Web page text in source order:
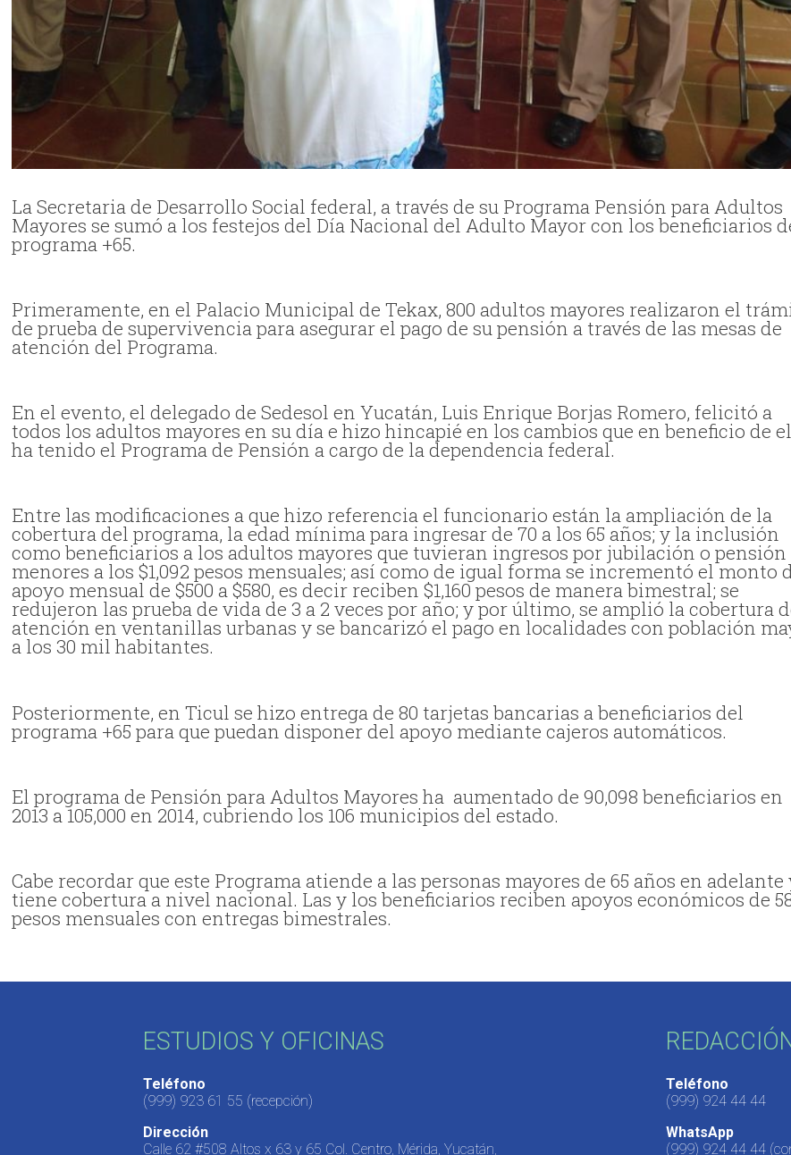
La Secretaria de Desarrollo Social federal, a través de su Programa Pensión para Adultos
Mayores se sumó a los festejos del Día Nacional del Adulto Mayor con los beneficiarios
programa +65.
Primeramente, en el Palacio Municipal de Tekax, 800 adultos mayores realizaron el
de prueba de supervivencia para asegurar el pago de su pensión a través de las mesas de
atención del Programa.
En el evento, el delegado de Sedesol en Yucatán, Luis Enrique Borjas Romero, felicitó a
todos los adultos mayores en su día e hizo hincapié en los cambios que en beneficio de
ha tenido el Programa de Pensión a cargo de la dependencia federal.
Entre las modificaciones a que hizo referencia el funcionario están la ampliación de la
cobertura del programa, la edad mínima para ingresar de 70 a los 65 años; y la inclusión
como beneficiarios a los adultos mayores que tuvieran ingresos por jubilación o pensión
menores a los $1,092 pesos mensuales; así como de igual forma se incrementó el monto
apoyo mensual de $500 a $580, es decir reciben $1,160 pesos de manera bimestral; se
redujeron las prueba de vida de 3 a 2 veces por año; y por último, se amplió la cobertura
atención en ventanillas urbanas y se bancarizó el pago en localidades con población
a los 30 mil habitantes.
Posteriormente, en Ticul se hizo entrega de 80 tarjetas bancarias a beneficiarios del
programa +65 para que puedan disponer del apoyo mediante cajeros automáticos.
El programa de Pensión para Adultos Mayores ha aumentado de 90,098 beneficiarios en
2013 a 105,000 en 2014, cubriendo los 106 municipios del estado.
Cabe recordar que este Programa atiende a las personas mayores de 65 años en adelante
tiene cobertura a nivel nacional. Las y los beneficiarios reciben apoyos económicos de
pesos mensuales con entregas bimestrales.
ESTUDIOS Y OFICINAS
Teléfono
(999) 923 61 55 (recepción)
Dirección
Calle 62 #508 Altos x 63 y 65 Col. Centro, Mérida, Yucatán,
Teléfono
(999) 924 44 44
WhatsApp
(999) 924 44 44